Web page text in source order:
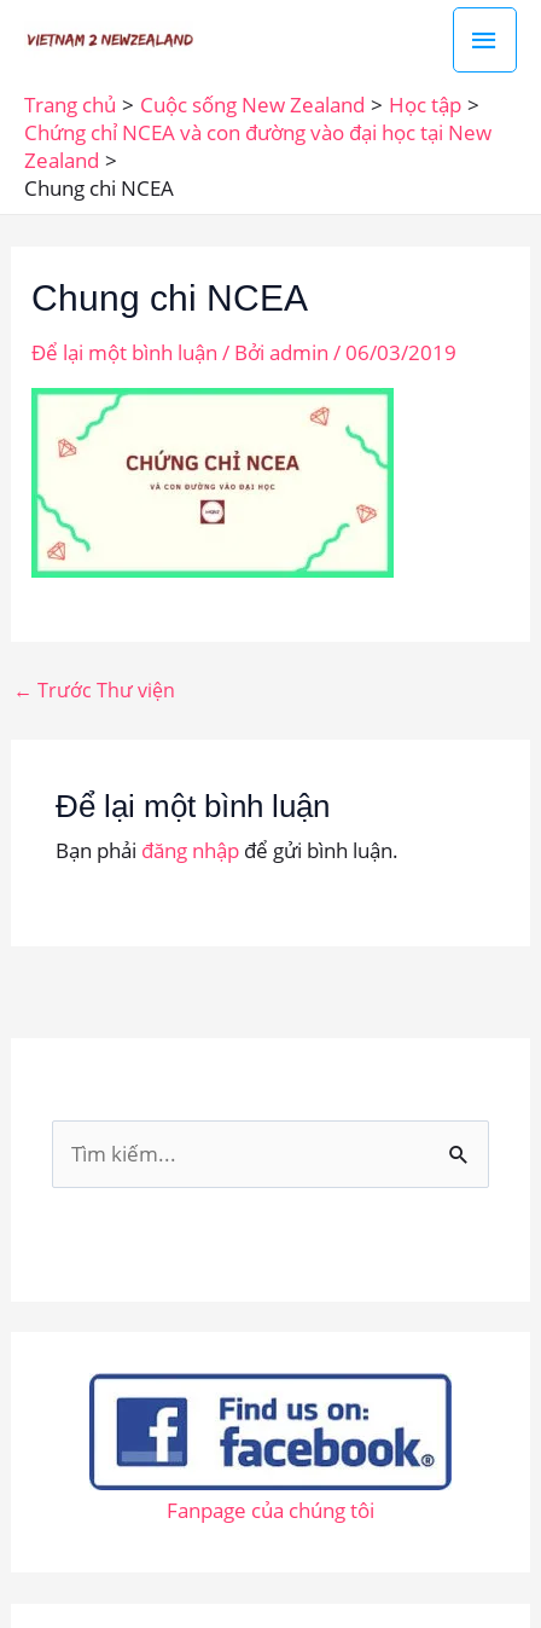
dung
Trang chủ Cuộc sống New Zealand
Học tập
Chứng chỉ NCEA và con đường vào đại học tại New
Zealand
Chung chi NCEA
Chung chi NCEA
Để lại một bình luận / Bởiadmin/06/03/2019
← Trước Thư viện
Để lại một bình luận
Bạn phải đăng nhậpđể gửi bình luận.
ì
Fanpage của chúng tôi